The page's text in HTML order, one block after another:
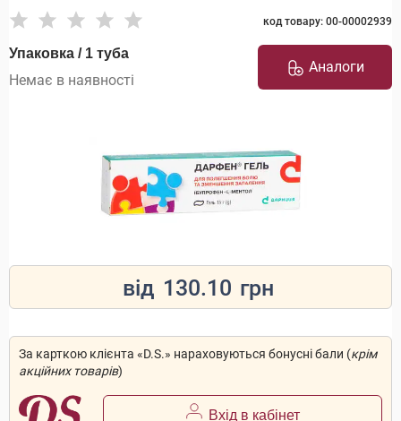
код товару: 00-00002939
Упаковка / 1 туба
Немає в наявності
Аналоги
від 130.10 грн
За карткою клієнта «D.S.» нараховуються бонусні бали (крім
акційних товарів)
Вхід в кабінет